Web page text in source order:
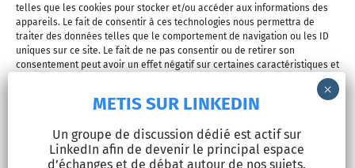
telles que les cookies pour stocker et/ou accéder aux informations des
appareils. Le fait de consentir à ces technologies nous permettra de
traiter des données telles que le comportement de navigation ou les ID
uniques sur ce site. Le fait de ne pas consentir ou de retirer son
consentement peut avoir un effet négatif sur certaines caractéristiques et
Refuser
© Copyright 2026 - METIS EUROPE | Tous droits réservés |
Mentions légales
METIS SUR LINKEDIN
Un groupe de discussion dédié est actif sur
LinkedIn afin de devenir le principal espace
d’échanges et de débat autour de nos sujets.